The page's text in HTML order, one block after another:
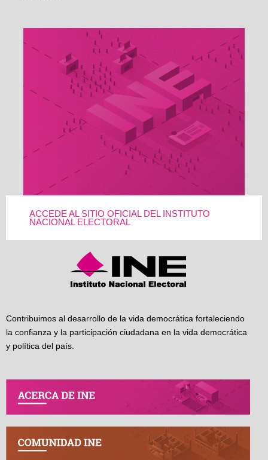
ACCEDE AL SITIO OFICIAL DEL INSTITUTO
NACIONAL ELECTORAL
Contribuimos al desarrollo de la vida democrática fortaleciendo
la confianza y la participación ciudadana en la vida democrática
y política del país.